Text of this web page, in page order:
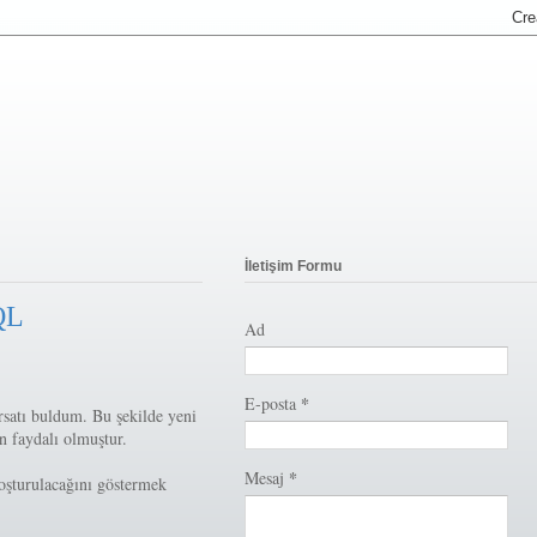
buldum. Bu şekilde yeni
faydalı olmuştur.
göstermek
İletişim Formu
Ad
E-posta *
Mesaj *